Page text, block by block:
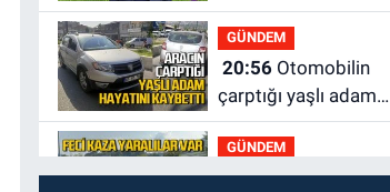
soktu şimdi de
görevden kaçtığını
resmen açıkladı
GÜNDEM
20:56Otomobilin
çarptığı yaşlı adam
hayatını kaybetti
GÜNDEM
20:46Zonguldak-